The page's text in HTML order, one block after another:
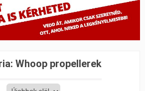
Whoop propellerek